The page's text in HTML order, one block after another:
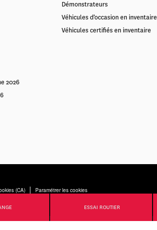
ESSAI ROUTIER
2026
Démonstrateurs
Véhicules d’occasion en inventaire
Véhicules certifiés en inventaire
(CA) | Paramétrer les cookies